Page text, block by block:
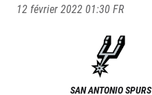
12 février 2022 01:30FR
SAN ANTONIO SPURS